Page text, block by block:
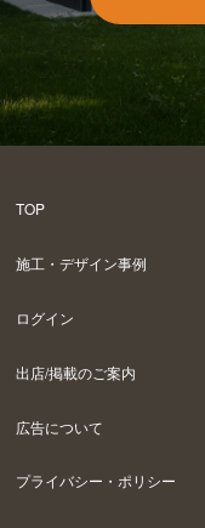
TOP
施工・デザイン事例
ログイン
出店/掲載のご案内
広告について
プライバシー・ポリシー